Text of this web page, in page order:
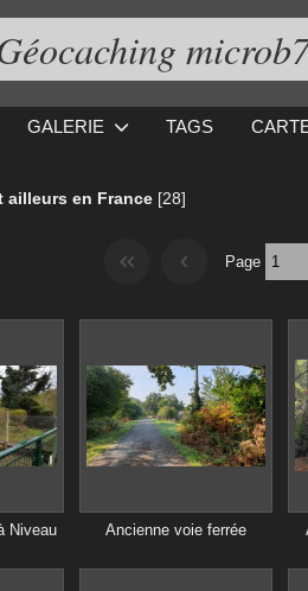
GALERIE TAGS
ailleurs en France [28]
Page
Niveau Ancienne voie ferrée